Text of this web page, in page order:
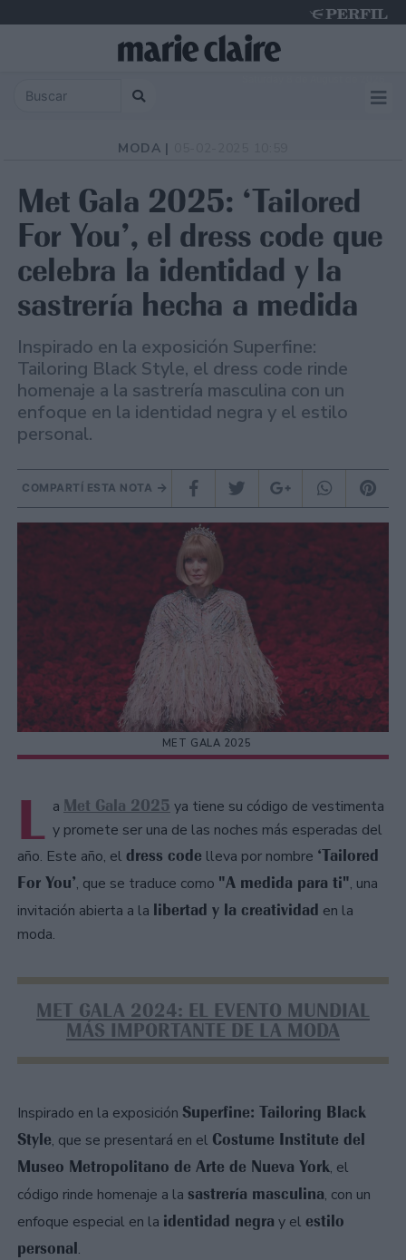
MODA |
Met Gala 2025: ‘Tailored
For You’, el dress code que
celebra la identidad y la
sastrería hecha a medida
Inspirado en la exposición Superfine:
Tailoring Black Style, el dress code rinde
homenaje a la sastrería masculina con un
enfoque en la identidad negra y el estilo
personal.
COMPARTÍ ESTA NOTA
MET GALA 2025
L a Met Gala 2025 ya tiene su código de vestimenta
y promete ser una de las noches más esperadas del
año. Este año, el dress code lleva por nombre ‘Tailored
For You’, que se traduce como "A medida para ti", una
invitación abierta a la libertad y la creatividad en la
moda.
MET GALA 2024: EL EVENTO MUNDIAL
MÁS IMPORTANTE DE LA MODA
Inspirado en la exposición Superfine: Tailoring Black
Style, que se presentará en el Costume Institute del
Museo Metropolitano de Arte de Nueva York, el
código rinde homenaje a la sastrería masculina, con un
enfoque especial en la identidad negra y el estilo
personal.